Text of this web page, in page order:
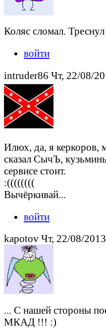
Коляс сломал.
войти
intruder86 Чт, 22/08/
Илюх, да, я керкоров,
сказал СычЪ,
сервисе стоит.
:((((((((
Вычёркивай...
войти
kapotov Чт, 22/08/
... С нашей стороны
МКАД !!! :)